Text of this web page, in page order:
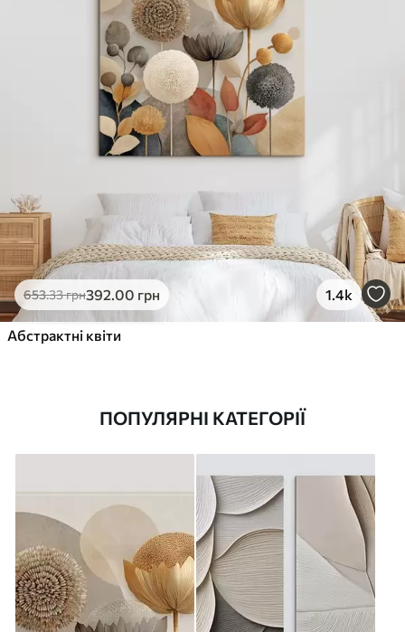
653.33грн392.00 грн 1.4k
Абстрактні квіти
ПОПУЛЯРНІ КАТЕГОРІЇ